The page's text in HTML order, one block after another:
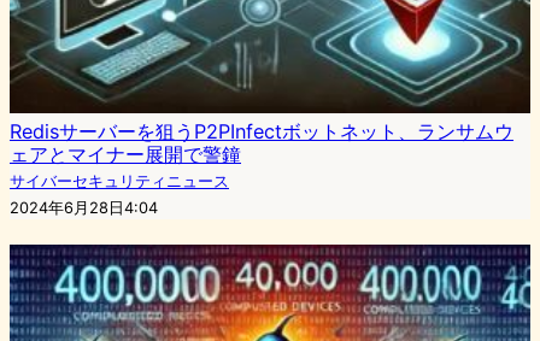
Redisサーバーを狙うP2PInfectボットネット、ランサムウ
ェアとマイナー展開で警鐘
サイバーセキュリティニュース
2024年6月28日4:04